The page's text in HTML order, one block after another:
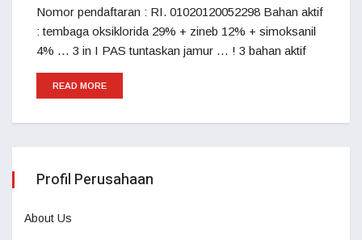
Nomor pendaftaran : RI. 01020120052298 Bahan aktif
: tembaga oksiklorida 29% + zineb 12% + simoksanil
4% … 3 in I PAS tuntaskan jamur … ! 3 bahan aktif
READ MORE
Profil Perusahaan
About Us